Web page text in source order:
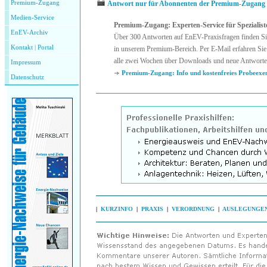
Premium-Zugang
Medien-Service
EnEV-Archiv
Kontakt Portal
Impressum
Datenschutz
Antwort nur für Abonnenten der Premium-Zugang
Premium-Zugang: Experten-Service für
Über 300 Antworten auf EnEV-Praxisfragen finden
in unserem Premium-Bereich. Per E-Mail erfahren Sie
alle zwei Wochen über Downloads und neue
Premium-Zugang: Info und kostenfreies
| KURZINFO | PRAXIS | VERORDNUNG |